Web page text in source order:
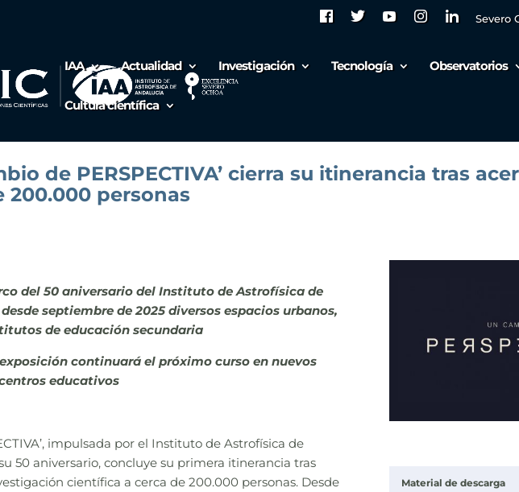
Severo
IAA Actualidad Investigación Tecnología Observatorios
Cultura científica
de PERSPECTIVA’ cierra su itinerancia tras
200.000 personas
del 50 aniversario del Instituto de Astrofísica de
septiembre de 2025 diversos espacios urbanos,
de educación secundaria
continuará el próximo curso en nuevos
educativos
impulsada por el Instituto de Astrofísica de
50 aniversario, concluye su primera itinerancia tras
científica a cerca de 200.000 personas. Desde
Material de descarga